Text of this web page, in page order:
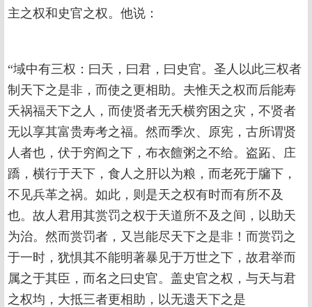
主之权和史官之权。他说：
“域中有三权：曰天，曰君，曰史官。圣人以此三权者
制天下之是非，而使之更相助。夫惟天之权而后能寿
夭祸福天下之人，而使贤者无夭横穷困之灾，不贤者
无以享其富贵寿考之福。然而季次、原宪，古所谓贤
人者也，伏于穷阎之下，布衣饘粥之不给。盗跖、庄
蹻，横行于天下，食人之肝以为粮，而老死于牖下，
不见兵革之祸。如此，则是天之权有时而有所不及
也。故人君用其赏罚之权于天道所不及之间，以助天
为治。然而赏罚者，又岂能尽天下之是非！而赏罚之
于一时，犹惧其不能明著暴见于万世之下，故君举而
属之于其臣，而名之曰史官。盖史官之权，与天与君
之权均，大抵三者更相助，以无遗天下之是